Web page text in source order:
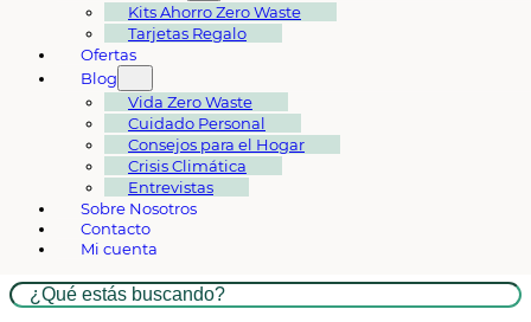
Kits Ahorro Zero Waste
Tarjetas Regalo
Ofertas
Blog
Vida Zero Waste
Cuidado Personal
Consejos para el Hogar
Crisis Climática
Entrevistas
Sobre Nosotros
Contacto
Mi cuenta
Buscar